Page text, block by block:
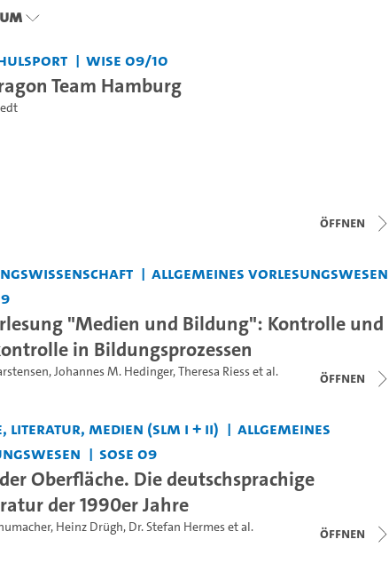
WiSe 09/10
Team Hamburg
Öffnen
Allgemeines Vorlesungswesen
"Medien und Bildung": Kontrolle und
in Bildungsprozessen
,Johannes M. Hedinger,Theresa Riesset al. Öffnen
Literatur, Medien (SLM I + II)
Allgemeines
SoSe 09
Oberfläche. Die deutschsprachige
der 1990er Jahre
, Heinz Drügh, Dr. Stefan Hermeset al. Öffnen